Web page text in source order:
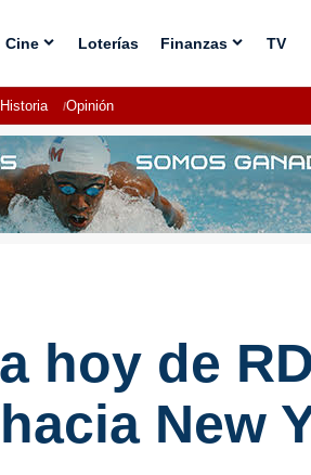
Cine Loterías Finanzas TV
Historia Opinión
hoy de
New